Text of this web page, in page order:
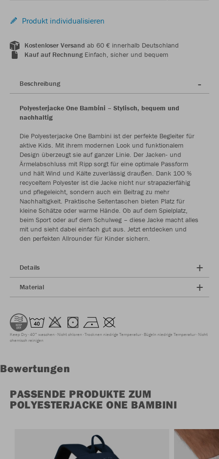
Produkt individualisieren
Kostenloser Versand ab 60 € innerhalb Deutschland
Kauf auf RechnungEinfach, sicher und bequem
Beschreibung
Polyesterjacke One Bambini – Stylisch, bequem und
nachhaltig
Die Polyesterjacke One Bambini ist der perfekte Begleiter für
aktive Kids. Mit ihrem modernen Look und funktionalem
Design überzeugt sie auf ganzer Linie. Der Jacken- und
Ärmelabschluss mit Ripp sorgt für eine optimale Passform
und hält Wind und Kälte zuverlässig draußen. Dank 100 %
recyceltem Polyester ist die Jacke nicht nur strapazierfähig
und pflegeleicht, sondern auch ein Beitrag zu mehr
Nachhaltigkeit. Praktische Seitentaschen bieten Platz für
kleine Schätze oder warme Hände. Ob auf dem Spielplatz,
beim Sport oder auf dem Schulweg – diese Jacke macht alles
mit und sieht dabei einfach gut aus. Jetzt entdecken und
den perfekten Allrounder für Kinder sichern.
Details
Material
Keep Dry 40° waschen Nicht chloren Trocknen niedrige Temperatur Bügeln niedrige Temperatur Nicht
chemisch reinigen
Bewertungen
PASSENDE PRODUKTE ZUM
POLYESTERJACKE ONE BAMBINI